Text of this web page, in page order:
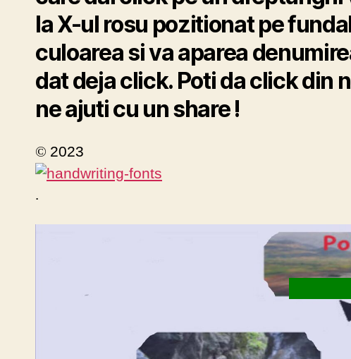
la X-ul rosu pozitionat pe
culoarea si va aparea
dat deja click. Poti da click din
ne ajuti cu un share !
© 2023
.